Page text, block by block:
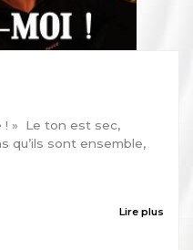
! » Le ton est sec,
qu’ils sont ensemble,
Lire plus